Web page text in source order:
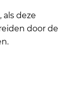
als deze
door de